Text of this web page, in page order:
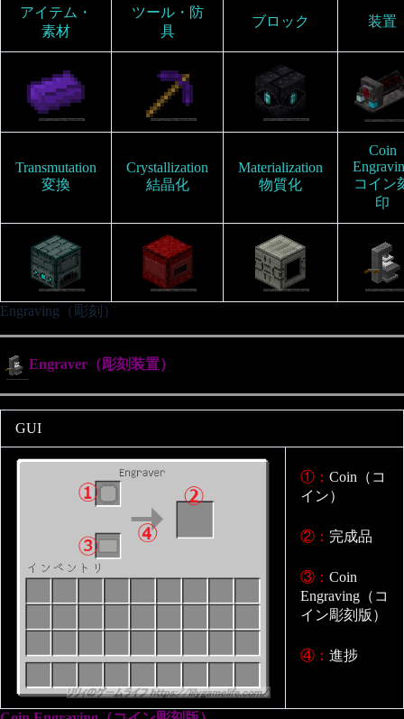
アイテム・
素材
ツール・防
具
ブロック 装置
Transmutation
変換
Crystallization
結晶化
Materialization
物質化
Coin
コイン
印
Engraving（彫刻）
Engraver（彫刻装置）
GUI
①： Coin（コ
イン）
②： 完成品
③： Coin
Engraving（コ
イン彫刻版）
④： 進捗